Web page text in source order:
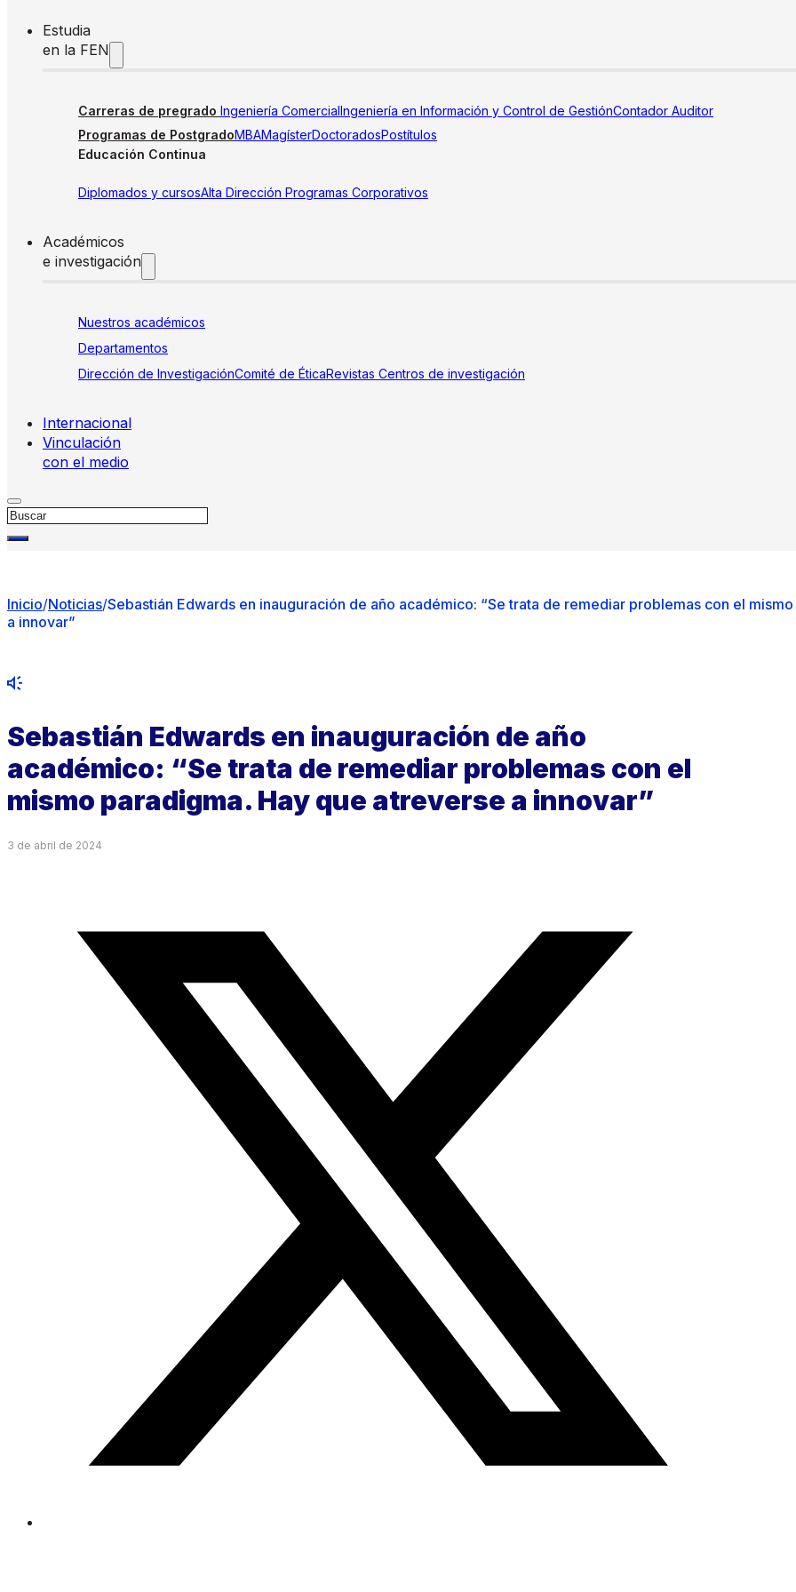
Estudia
en la FEN
Carreras de pregrado Ingeniería ComercialIngeniería en Información y Control de GestiónContador Auditor
Programas de PostgradoMBAMagísterDoctoradosPostítulos
Educación Continua
Diplomados y cursosAlta Dirección Programas Corporativos
Académicos
e investigación
Nuestros académicos
Departamentos
Dirección de InvestigaciónComité de ÉticaRevistas Centros de investigación
Internacional
Vinculación
con el medio
Buscar
Inicio/Noticias/Sebastián Edwards en inauguración de año académico: “Se trata de remediar problemas con el
a innovar”
Sebastián Edwards en inauguración de año
académico: “Se trata de remediar problemas con el
mismo paradigma. Hay que atreverse a innovar”
3 de abril de 2024